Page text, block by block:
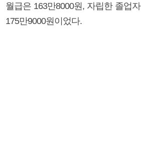
월급은 163만8000원, 자립한 졸업
175만9000원이었다.